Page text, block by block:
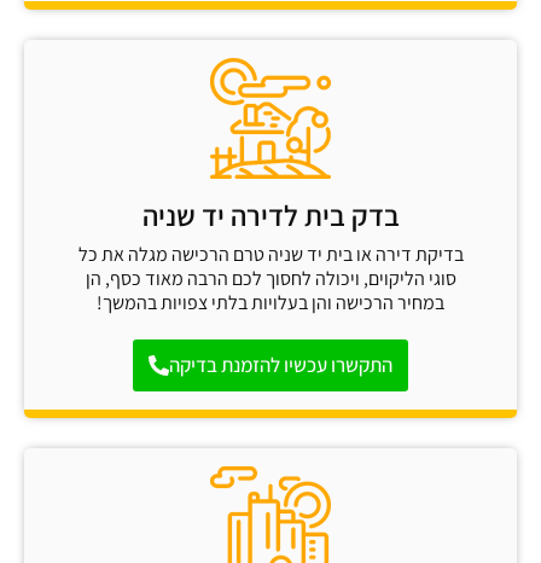
בדק בית לדירה יד שניה
בדיקת דירה או בית יד שניה טרם הרכישה מגלה את כל
סוגי הליקוים, ויכולה לחסוך לכם הרבה מאוד כסף, הן
במחיר הרכישה והן בעלויות בלתי צפויות בהמשך!
התקשרו עכשיו להזמנת בדיקה